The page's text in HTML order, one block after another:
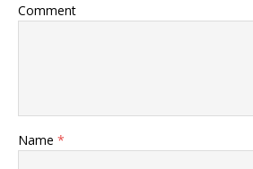
Comment
Name *